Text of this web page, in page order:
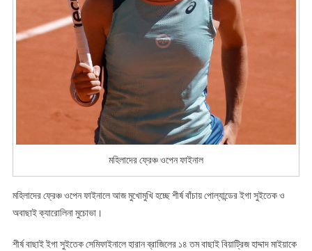
মহিলাদের ফ্রেঞ্চ ওপেন ফাইনাল
মহিলাদের ফ্রেঞ্চ ওপেন ফাইনালে আজ মুখোমুখি হচ্ছে শীর্ষ বাঁচায় পোল্যান্ডের ইগা সুইতেক ও
অবাছাই ক্যারোলিনা মুচোভা।
শীর্ষ বাছাই ইগা সুইতেক সেমিফাইনালে হারান ব্রাজিলের ১৪ তম বাছাই বিয়াট্রিজ হাদ্দাদ মাইয়াকে